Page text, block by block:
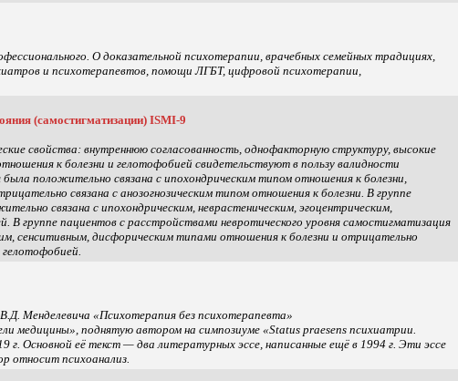
О доказательной психотерапии, врачебных семейных традициях,
и психотерапевтов, помощи ЛГБТ, цифровой психотерапии,
(самостигматизации) ISMI-9
свойства: внутреннюю согласованность, однофакторную структуру, высокие
к болезни и гелотофобией свидетельствуют в пользу валидности
положительно связана с ипохондрическим типом отношения к болезни,
связана с анозогнозическим типом отношения к болезни. В группе
связана с ипохондрическим, неврастеническим, эгоцентрическим,
группе пациентов с расстройствами невротического уровня самостигматизация
сенситивным, дисфорическим типами отношения к болезни и отрицательно
гелотофобией.
Менделевича «Психотерапия без психотерапевта»
поднятую автором на симпозиуме «Stаtus praesens психиатрии.
Основной её текст — два литературных эссе, написанные ещё в 1994 г. Эти эссе
относит психоанализ.